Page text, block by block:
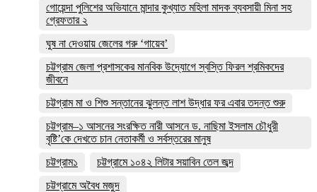
গোয়েন্দা পুলিশের অভিযানে মান্দার কুখ্যাত মহিলা মাদক ব্যবসায়ী মিনা সহ
গ্রেফতার ২
ঘুষ না দেওয়ায় জেলের গরু ‘গায়েব’
চট্টগ্রাম জেলা প্রশাসকের মানবিক উদ্যোগে স্বস্তি ফিরল শ্রমিকদের
জীবনে
চট্টগ্রাম মা ও শিশু সন্তানের ঝুলন্ত লাশ উদ্ধার ফর এবার তদন্ত শুরু
চট্টগ্রাম–১ আসনের সংরক্ষিত নারী আসনে ড. নাছিমা ইসলাম চৌধুরী
বৃষ্টি’কে দেখতে চান নেতাকর্মী ও সর্বস্তরের মানুষ
চট্টগ্রাম১
চট্টগ্রামে ১০৪২ লিটার সয়াবিন তেল জব্দ
চট্টগ্রামে অবৈধ মজুদ